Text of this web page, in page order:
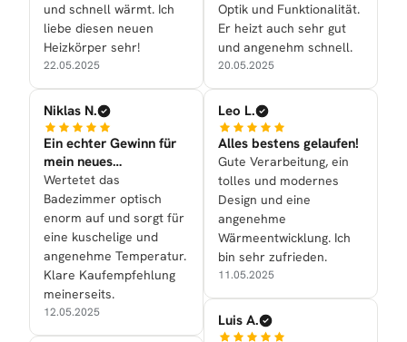
und schnell wärmt. Ich
liebe diesen neuen
Heizkörper sehr!
22.05.2025
Niklas N.
Ein echter Gewinn für
mein neues
Badezimmer
Wertetet das
Badezimmer optisch
enorm auf und sorgt für
eine kuschelige und
angenehme Temperatur.
Klare Kaufempfehlung
meinerseits.
12.05.2025
Optik und Funktionalität.
Er heizt auch sehr gut
und angenehm schnell.
20.05.2025
Leo L.
Alles bestens gelaufen!
Gute Verarbeitung, ein
tolles und modernes
Design und eine
angenehme
Wärmeentwicklung. Ich
bin sehr zufrieden.
11.05.2025
Luis A.